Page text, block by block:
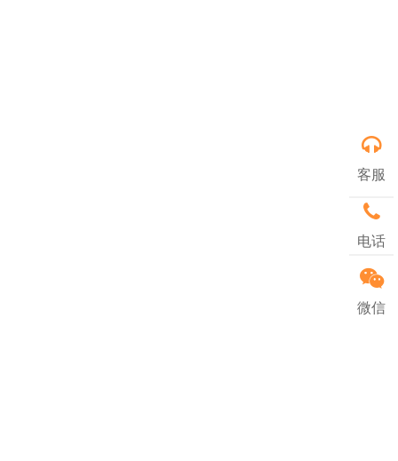
客服
电话
微信